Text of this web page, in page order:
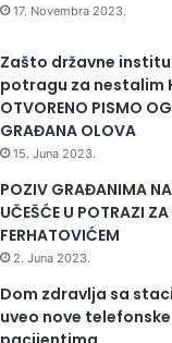
17. Novembra 2023.
Zašto državne
potragu za nestalim
OTVORENO PISMO
GRAĐANA OLOVA
15. Juna 2023.
POZIV GRAĐANIMA
UČEŠĆE U POTRAZI
FERHATOVIĆEM
2. Juna 2023.
Dom zdravlja sa
uveo nove